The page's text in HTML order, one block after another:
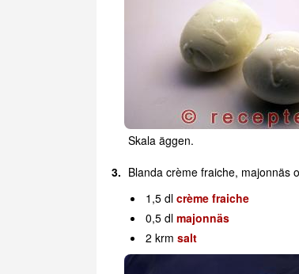
Skala äggen.
Blanda crème fraiche, majonnäs
1,5 dlcrème fraiche
0,5 dlmajonnäs
2 krmsalt